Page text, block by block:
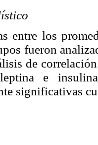
entre los
fueron
de
e
significativas